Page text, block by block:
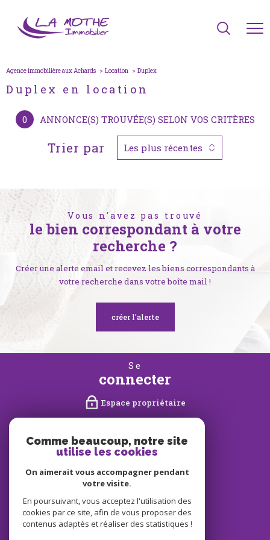
Agence immobilière aux Achards Location duplex
Duplex en location
0 ANNONCE(S) TROUVÉE(S) SELON VOS CRITÈRES
Trier par Les plus récentes
Vous n'avez pas trouvé
le bien correspondant à votre
recherche ?
Créer une alerte email et recevez les biens correspondants à
votre recherche dans votre boîte mail !
créer l'alerte
se
connecter
Espace propriétaire
suivre
nous
adhérons
Comme beaucoup, notre site
utilise les cookies
On aimerait vous accompagner pendant
votre visite.
En poursuivant, vous acceptez l'utilisation des
cookies par ce site, afin de vous proposer des
contenus adaptés et réaliser des statistiques !